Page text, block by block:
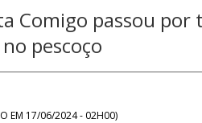
Comigo passou
pescoço
EM 17/06/2024 - 02H00)